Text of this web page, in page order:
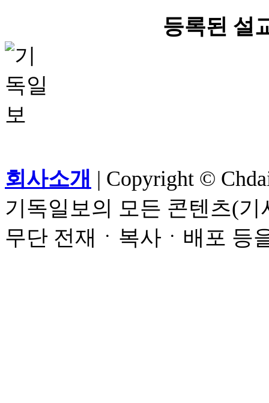
등록된 설
회사소개 | Copyright ©
기독일보의 모든 콘텐츠(
무단 전재ㆍ복사ㆍ배포 등